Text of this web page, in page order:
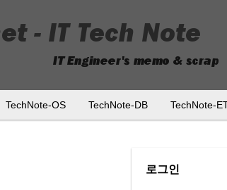
TechNote-OS TechNote-DB TechNote-
로그인